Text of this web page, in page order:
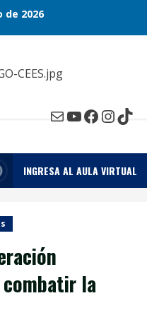
de 2026
MailYouTube
INGRESA AL AULA VIRTUAL
la